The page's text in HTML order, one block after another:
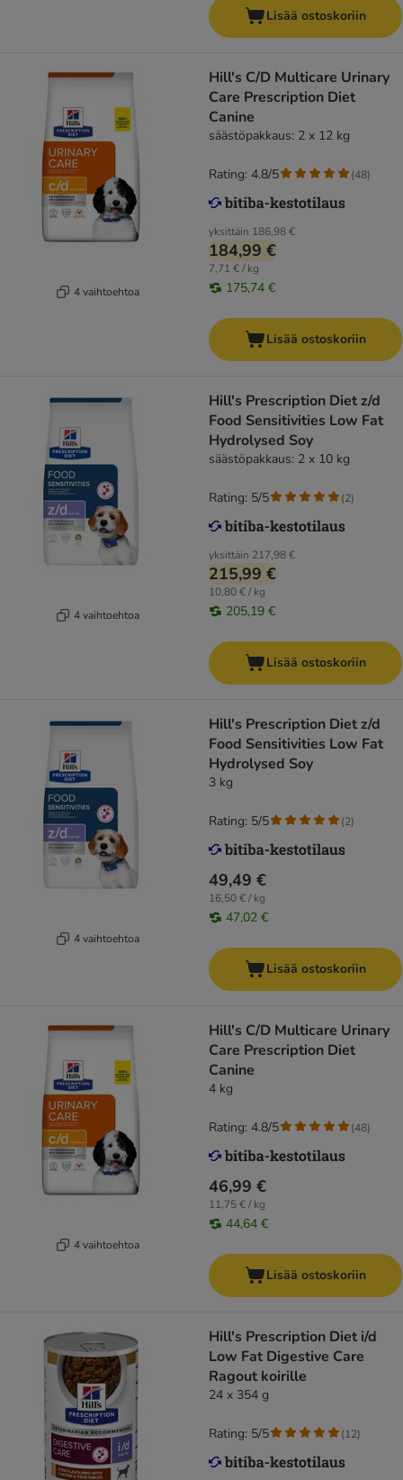
Lisää ostoskoriin
4 vaihtoehtoa
Hill's C/D Multicare Urinary
Care Prescription Diet
Canine
säästöpakkaus: 2 x 12 kg
yksittäin 186,98 €
184,99 €
7,71 € / kg
175,74 €
Rating: 4.8/5 (48)
Lisää ostoskoriin
4 vaihtoehtoa
Hill's Prescription Diet z/d
Food Sensitivities Low Fat
Hydrolysed Soy
säästöpakkaus: 2 x 10 kg
yksittäin 217,98 €
215,99 €
10,80 € / kg
205,19 €
Rating: 5/5 (2)
Lisää ostoskoriin
4 vaihtoehtoa
Hill's Prescription Diet z/d
Food Sensitivities Low Fat
Hydrolysed Soy
3 kg
49,49 €
16,50 € / kg
47,02 €
Rating: 5/5 (2)
Lisää ostoskoriin
4 vaihtoehtoa
Hill's C/D Multicare Urinary
Care Prescription Diet
Canine
4 kg
46,99 €
11,75 € / kg
44,64 €
Rating: 4.8/5 (48)
Lisää ostoskoriin
Hill's Prescription Diet i/d
Low Fat Digestive Care
Ragout koirille
24 x 354 g
Rating: 5/5 (12)